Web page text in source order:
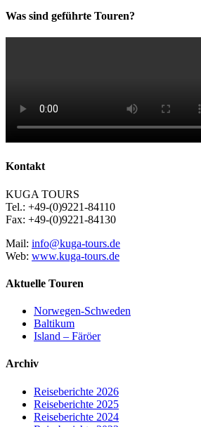
Was sind geführte Touren?
Kontakt
KUGA TOURS
Tel.: +49-(0)9221-84110
Fax: +49-(0)9221-84130
Mail: info@kuga-tours.de
Web: www.kuga-tours.de
Aktuelle Touren
Norwegen-Schweden
Baltikum
Island – Färöer
Archiv
Reiseberichte 2026
Reiseberichte 2025
Reiseberichte 2024